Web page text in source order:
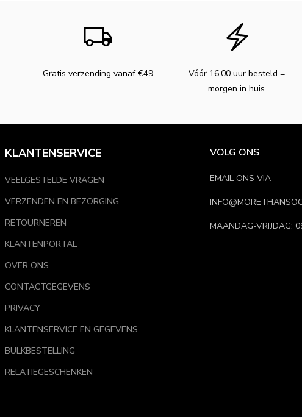
Gratis verzending vanaf €49
Vóór 16.00 uur besteld =
morgen in huis
KLANTENSERVICE
VEELGESTELDE VRAGEN
VERZENDEN EN BEZORGING
RETOURNEREN
KLANTENPORTAL
OVER ONS
CONTACTGEGEVENS
PRIVACY
KLANTENSERVICE EN GEGEVENS
BULKBESTELLING
RELATIEGESCHENKEN
VOLG ONS
EMAIL ONS VIA
MAANDAG-VRIJDAG: